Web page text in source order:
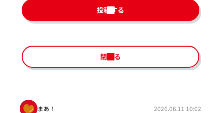
投稿する
閉じる
まあ！ 2026.06.11 10:02